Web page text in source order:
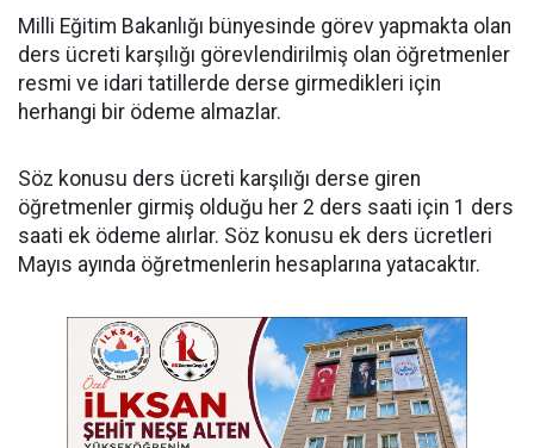
Milli Eğitim Bakanlığı bünyesinde görev yapmakta olan
ders ücreti karşılığı görevlendirilmiş olan öğretmenler
resmi ve idari tatillerde derse girmedikleri için
herhangi bir ödeme almazlar.
Söz konusu ders ücreti karşılığı derse giren
öğretmenler girmiş olduğu her 2 ders saati için 1 ders
saati ek ödeme alırlar. Söz konusu ek ders ücretleri
Mayıs ayında öğretmenlerin hesaplarına yatacaktır.